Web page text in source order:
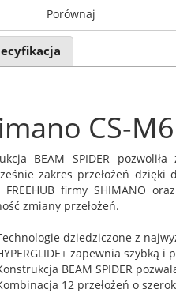
Porównaj
CS-
BEAM SPIDER
zakres przełożeń dzięki
FREEHUB firmy SHIMANO
zmiany przełożeń.
dziedziczone z
zapewnia szybką i
BEAM SPIDER
12 przełożeń o